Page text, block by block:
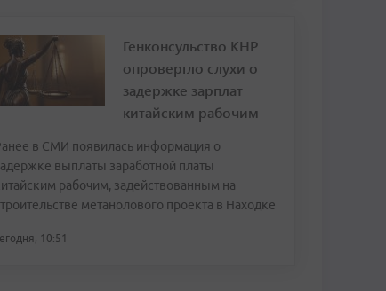
Генконсульство КНР
опровергло слухи о
задержке зарплат
китайским рабочим
в СМИ появилась информация о
выплаты заработной платы
рабочим, задействованным на
метанолового проекта в Находке
10:51